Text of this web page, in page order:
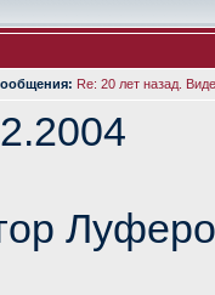
Re: 20 лет назад.